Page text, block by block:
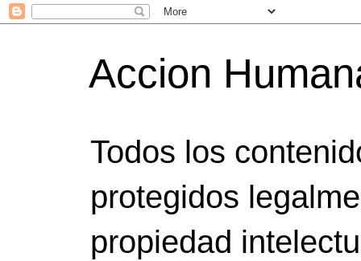
Accion
Todos los
protegidos
propiedad